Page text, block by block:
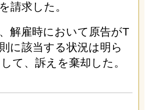
請求した。
解雇時において原告がT
に該当する状況は明ら
て、訴えを棄却した。